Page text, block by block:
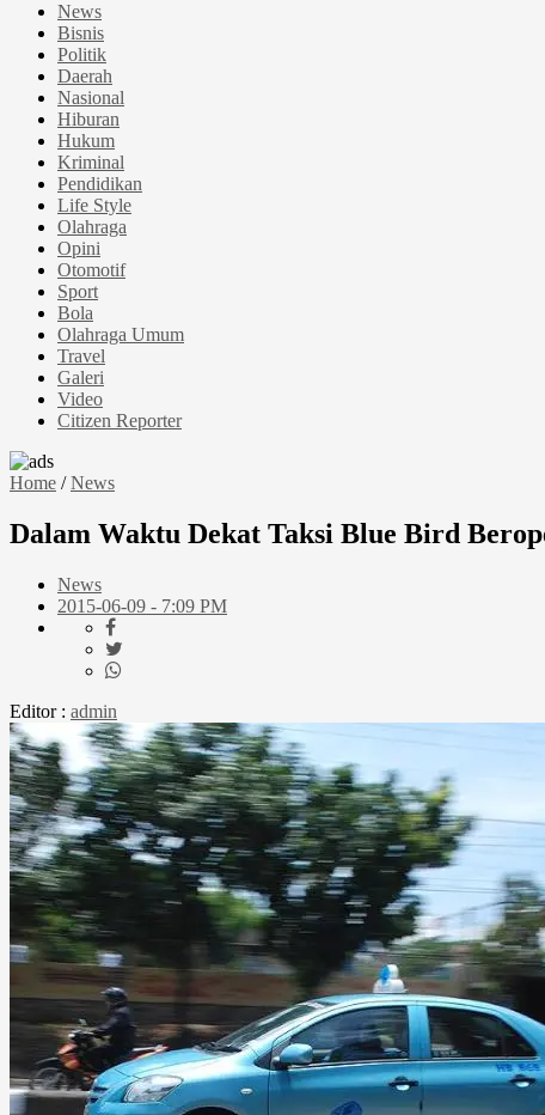
News
Bisnis
Politik
Daerah
Nasional
Hiburan
Hukum
Kriminal
Pendidikan
Life Style
Olahraga
Opini
Otomotif
Sport
Bola
Olahraga Umum
Travel
Galeri
Video
Citizen Reporter
Home /News
Dalam Waktu Dekat Taksi Blue Bird
News
2015-06-09 - 7:09 PM
Editor : admin